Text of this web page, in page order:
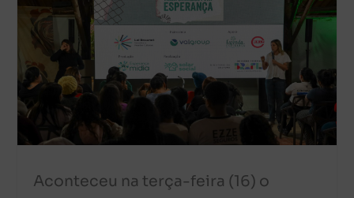
Aconteceu na terça-feira (16) o